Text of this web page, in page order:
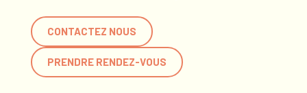
CONTACTEZ NOUS
PRENDRE RENDEZ-VOUS